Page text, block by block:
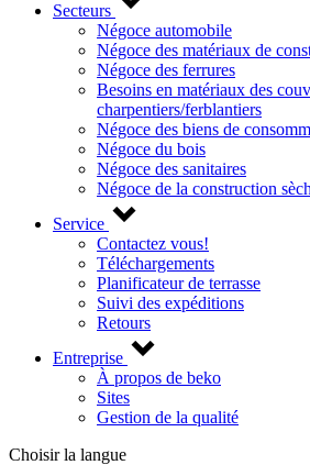
Secteurs
Négoce automobile
Négoce des matériaux de
Négoce des ferrures
Besoins en matériaux des
charpentiers/ferblantiers
Négoce des biens de
Négoce du bois
Négoce des sanitaires
Négoce de la construction
Service
Contactez vous!
Téléchargements
Planificateur de terrasse
Suivi des expéditions
Retours
Entreprise
À propos de beko
Sites
Gestion de la qualité
Choisir la langue